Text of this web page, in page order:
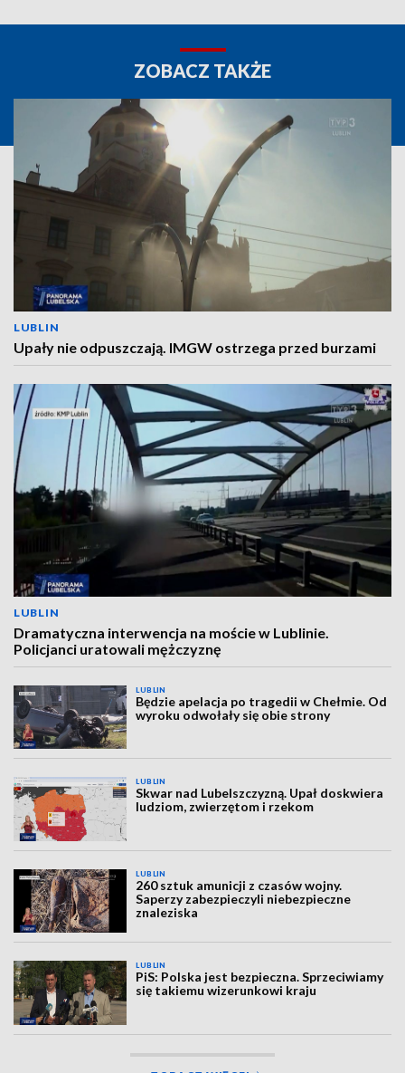
ZOBACZ TAKŻE
LUBLIN
Upały nie odpuszczają. IMGW ostrzega przed burzami
LUBLIN
Dramatyczna interwencja na moście w Lublinie.
Policjanci uratowali mężczyznę
LUBLIN
Będzie apelacja po tragedii w Chełmie. Od
wyroku odwołały się obie strony
LUBLIN
Skwar nad Lubelszczyzną. Upał doskwiera
ludziom, zwierzętom i rzekom
LUBLIN
260 sztuk amunicji z czasów wojny.
Saperzy zabezpieczyli niebezpieczne
znaleziska
LUBLIN
PiS: Polska jest bezpieczna. Sprzeciwiamy
się takiemu wizerunkowi kraju